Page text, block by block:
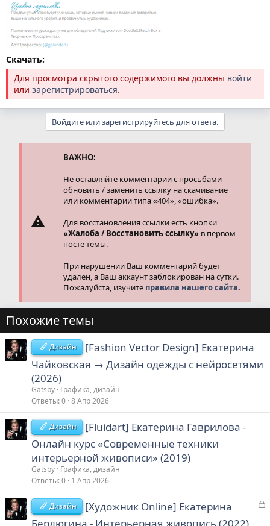
Скачать:
Для просмотра скрытого содержимого вы должны войти
или зарегистрироваться.
Войдите или зарегистрируйтесь для ответа.
ВАЖНО:
Не оставляйте комментарии с просьбами
обновить / заменить ссылку на скачивание
или комментарии типа «404», «ошибка».
Для восстановления ссылки есть кнопки
«Жалоба / Восстановить ссылку» в первом
посте темы.
При нарушении Ваш комментарий будет
удален, а Ваш аккаунт заблокирован на сутки.
Пожалуйста, изучите правила нашего сайта.
Похожие темы
Дизайн
[Fashion Vector Design] Екатерина
Чайковская → Дизайн одежды с нейросетями
(2026)
Gatsby Графика, дизайн
Ответы 0 8 Апр 2026
Дизайн
[Fluidart] Екатерина Гаврилова -
Онлайн курс «Современные техники
интерьерной живописи» (2019)
Gatsby Графика, дизайн
Ответы 0 1 Апр 2026
З
Дизайн
[Художник Online] Екатерина
Бердюгина - Интерьерная живопись (2022)